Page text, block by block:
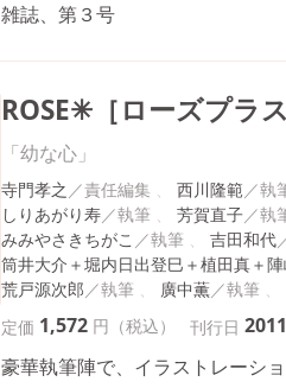
雑誌、第３号
ROSE✳［ローズプラ
「幼な心」
寺門孝之 西川隆範
しりあがり寿
芳賀直子
みみやさきちがこ
吉田和代
筒井大介＋堀内日出登巳＋植田真＋
荒戸源次郎
廣中薫
定価 1,572 円（税込） 刊行日
豪華執筆陣で、イラストレーシ